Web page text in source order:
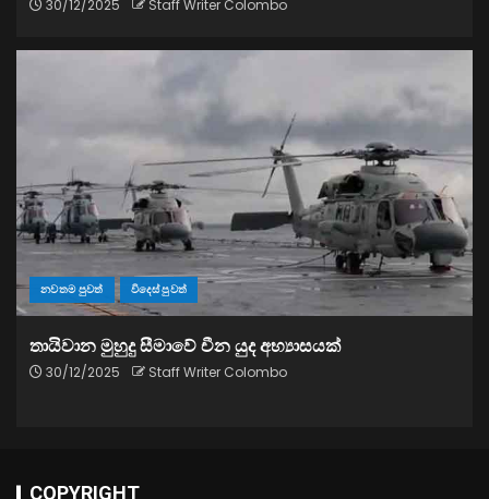
30/12/2025 Staff Writer Colombo
නවතම පුවත් විදෙස් පුවත්
තායිවාන මුහුදු සීමාවේ චීන යුද අභ්‍යාසයක්
30/12/2025 Staff Writer Colombo
COPYRIGHT